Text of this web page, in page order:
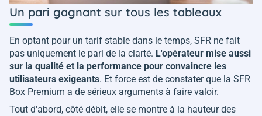
Un pari gagnant sur tous les tableaux
En optant pour un tarif stable dans le temps, SFR ne fait
pas uniquement le pari de la clarté. L'opérateur mise aussi
sur la qualité et la performance pour convaincre les
utilisateurs exigeants. Et force est de constater que la SFR
Box Premium a de sérieux arguments à faire valoir.
Tout d'abord, côté débit, elle se montre à la hauteur des